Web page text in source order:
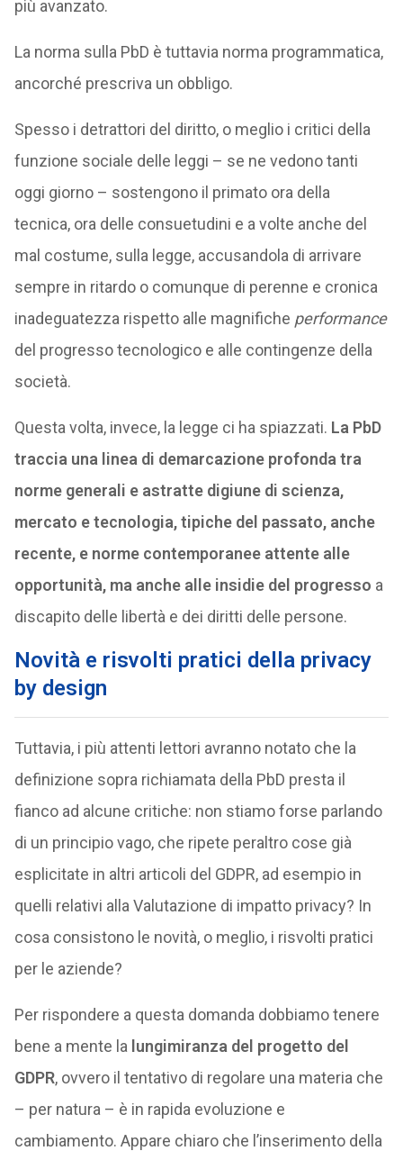
più avanzato.
La norma sulla PbD è tuttavia norma programmatica,
ancorché prescriva un obbligo.
Spesso i detrattori del diritto, o meglio i critici della
funzione sociale delle leggi – se ne vedono tanti
oggi giorno – sostengono il primato ora della
tecnica, ora delle consuetudini e a volte anche del
mal costume, sulla legge, accusandola di arrivare
sempre in ritardo o comunque di perenne e cronica
inadeguatezza rispetto alle magnifiche performance
del progresso tecnologico e alle contingenze della
società.
Questa volta, invece, la legge ci ha spiazzati. La PbD
traccia una linea di demarcazione profonda tra
norme generali e astratte digiune di scienza,
mercato e tecnologia, tipiche del passato, anche
recente, e norme contemporanee attente alle
opportunità, ma anche alle insidie del progresso a
discapito delle libertà e dei diritti delle persone.
Novità e risvolti pratici della privacy
by design
Tuttavia, i più attenti lettori avranno notato che la
definizione sopra richiamata della PbD presta il
fianco ad alcune critiche: non stiamo forse parlando
di un principio vago, che ripete peraltro cose già
esplicitate in altri articoli del GDPR, ad esempio in
quelli relativi alla Valutazione di impatto privacy? In
cosa consistono le novità, o meglio, i risvolti pratici
per le aziende?
Per rispondere a questa domanda dobbiamo tenere
bene a mente la lungimiranza del progetto del
GDPR, ovvero il tentativo di regolare una materia che
– per natura – è in rapida evoluzione e
cambiamento. Appare chiaro che l’inserimento della